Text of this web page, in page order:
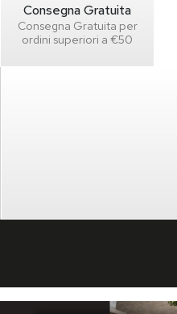
Consegna Gratuita
Consegna Gratuita per
ordini superiori a €50